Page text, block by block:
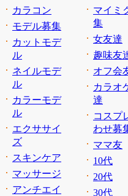
カラコン
モデル募集
カットモデ
ル
ネイルモデ
ル
カラーモデ
ル
エクササイ
ズ
スキンケア
マッサージ
アンチエイ
マイミ
集
女友達
趣味友
オフ会
カラオ
達
コスプ
わせ募
ママ友
10代
20代
30代